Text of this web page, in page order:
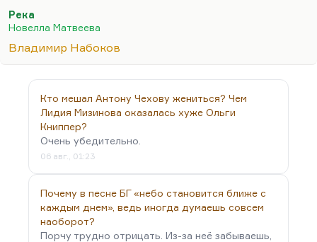
Но мне больше нравится другая история, когда
есть, безусловно, книга стихов со своим сюжетом,
но она выводит не туда, а выводит в другое
пространство. Вот та же Матвеева мне как-то
объяснила принцип построения книги: есть
стихотворения начинательные, а есть
стихотворения окончательные. Идеальное
окончательно стихотворение — это то, которым
заканчивается сборник «Река».…
Река
Новелла Матвеева
Владимир Набоков
Кто мешал Антону Чехову жениться? Чем
Лидия Мизинова оказалась хуже Ольги
Книппер?
Очень убедительно.
06 авг., 01:23
Почему в песне БГ «небо становится ближе с
каждым днем», ведь иногда думаешь совсем
наоборот?
Порчу трудно отрицать. Из-за неё забываешь,